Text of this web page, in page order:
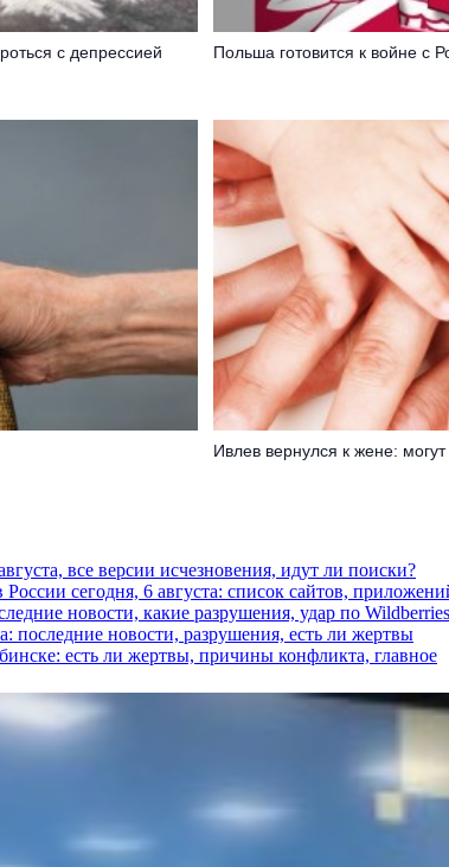
с депрессией Польша готовится к войне с
Ивлев вернулся к жене:
все версии исчезновения, идут ли поиски?
сегодня, 6 августа: список сайтов,
новости, какие разрушения, удар по Wildberries
последние новости, разрушения, есть ли жертвы
есть ли жертвы, причины конфликта, главное